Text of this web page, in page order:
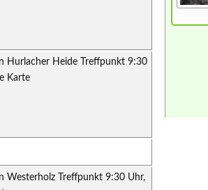
Hurlacher Heide Treffpunkt 9:30
Karte
Westerholz Treffpunkt 9:30 Uhr,